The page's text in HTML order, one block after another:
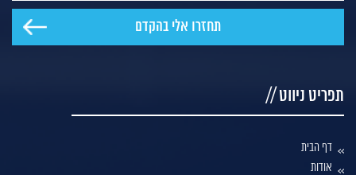
תפריט ניווט //
דף הבית
אודות